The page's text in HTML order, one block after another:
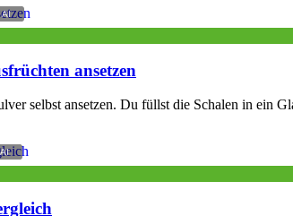
ansetzen
selbst ansetzen. Du füllst die Schalen in ein